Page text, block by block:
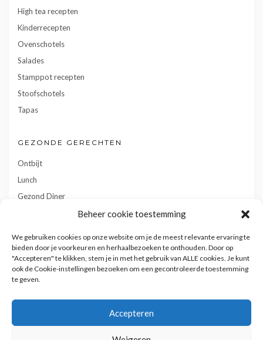
Beheer cookie toestemming
We gebruiken cookies op onze website om je de meest relevante ervaring te
bieden door je voorkeuren en herhaalbezoeken te onthouden. Door op
"Accepteren" te klikken, stem je in met het gebruik van ALLE cookies. Je kunt
ook de Cookie-instellingen bezoeken om een gecontroleerde toestemming
te geven.
Accepteren
High tea recepten
Kinderrecepten
Ovenschotels
Salades
Stamppot recepten
Stoofschotels
Tapas
GEZONDE GERECHTEN
Ontbijt
Lunch
Gezond Diner
Gebak